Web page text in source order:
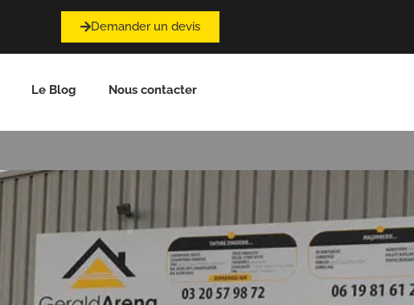
Demander un devis
Le Blog Nous contacter